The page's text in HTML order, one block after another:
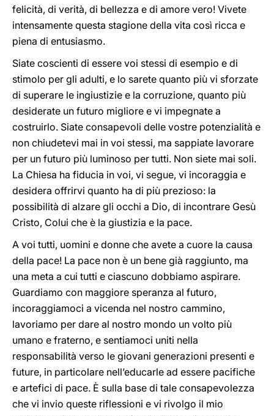
felicità, di verità, di bellezza e di amore vero! Vivete
intensamente questa stagione della vita così ricca e
piena di entusiasmo.
Siate coscienti di essere voi stessi di esempio e di
stimolo per gli adulti, e lo sarete quanto più vi sforzate
di superare le ingiustizie e la corruzione, quanto più
desiderate un futuro migliore e vi impegnate a
costruirlo. Siate consapevoli delle vostre potenzialità e
non chiudetevi mai in voi stessi, ma sappiate lavorare
per un futuro più luminoso per tutti. Non siete mai soli.
La Chiesa ha fiducia in voi, vi segue, vi incoraggia e
desidera offrirvi quanto ha di più prezioso: la
possibilità di alzare gli occhi a Dio, di incontrare Gesù
Cristo, Colui che è la giustizia e la pace.
A voi tutti, uomini e donne che avete a cuore la causa
della pace! La pace non è un bene già raggiunto, ma
una meta a cui tutti e ciascuno dobbiamo aspirare.
Guardiamo con maggiore speranza al futuro,
incoraggiamoci a vicenda nel nostro cammino,
lavoriamo per dare al nostro mondo un volto più
umano e fraterno, e sentiamoci uniti nella
responsabilità verso le giovani generazioni presenti e
future, in particolare nell’educarle ad essere pacifiche
e artefici di pace. È sulla base di tale consapevolezza
che vi invio queste riflessioni e vi rivolgo il mio